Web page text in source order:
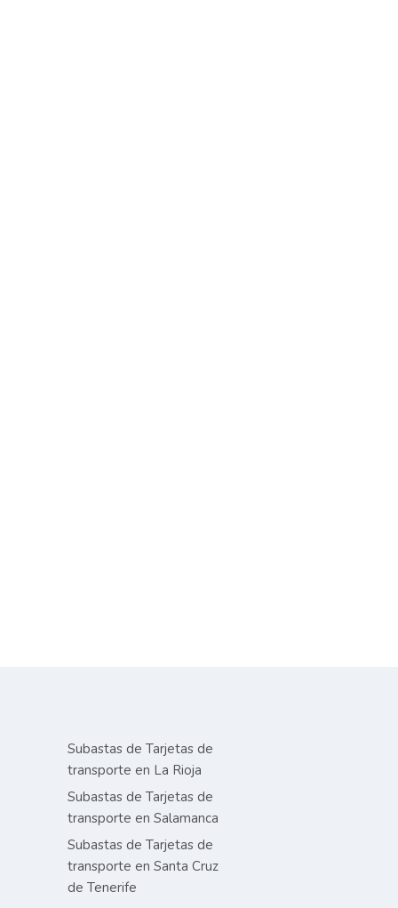
Subastas de Tarjetas de
transporte en La Rioja
Subastas de Tarjetas de
transporte en Salamanca
Subastas de Tarjetas de
transporte en Santa Cruz
de Tenerife